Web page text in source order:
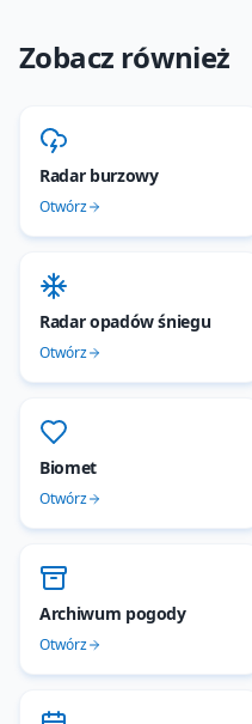
Zobacz również
Radar burzowy
Otwórz
Radar opadów śniegu
Otwórz
Biomet
Otwórz
Archiwum pogody
Otwórz